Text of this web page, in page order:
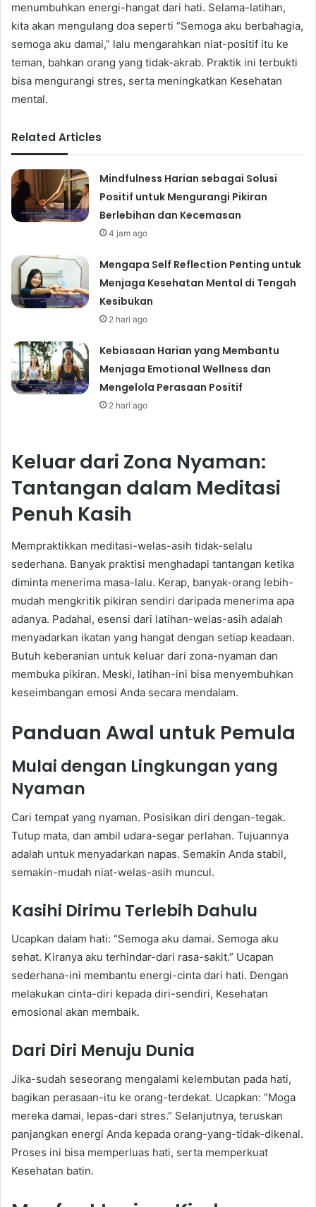
menumbuhkan energi-hangat dari hati. Selama-latihan,
kita akan mengulang doa seperti “Semoga aku berbahagia,
semoga aku damai,” lalu mengarahkan niat-positif itu ke
teman, bahkan orang yang tidak-akrab. Praktik ini terbukti
bisa mengurangi stres, serta meningkatkan Kesehatan
mental.
Related Articles
Mindfulness Harian sebagai Solusi
Positif untuk Mengurangi Pikiran
Berlebihan dan Kecemasan
4 jam ago
Mengapa Self Reflection Penting untuk
Menjaga Kesehatan Mental di Tengah
Kesibukan
2 hari ago
Kebiasaan Harian yang Membantu
Menjaga Emotional Wellness dan
Mengelola Perasaan Positif
2 hari ago
Keluar dari Zona Nyaman:
Tantangan dalam Meditasi
Penuh Kasih
Mempraktikkan meditasi-welas-asih tidak-selalu
sederhana. Banyak praktisi menghadapi tantangan ketika
diminta menerima masa-lalu. Kerap, banyak-orang lebih-
mudah mengkritik pikiran sendiri daripada menerima apa
adanya. Padahal, esensi dari latihan-welas-asih adalah
menyadarkan ikatan yang hangat dengan setiap keadaan.
Butuh keberanian untuk keluar dari zona-nyaman dan
membuka pikiran. Meski, latihan-ini bisa menyembuhkan
keseimbangan emosi Anda secara mendalam.
Panduan Awal untuk Pemula
Mulai dengan Lingkungan yang
Nyaman
Cari tempat yang nyaman. Posisikan diri dengan-tegak.
Tutup mata, dan ambil udara-segar perlahan. Tujuannya
adalah untuk menyadarkan napas. Semakin Anda stabil,
semakin-mudah niat-welas-asih muncul.
Kasihi Dirimu Terlebih Dahulu
Ucapkan dalam hati: “Semoga aku damai. Semoga aku
sehat. Kiranya aku terhindar-dari rasa-sakit.” Ucapan
sederhana-ini membantu energi-cinta dari hati. Dengan
melakukan cinta-diri kepada diri-sendiri, Kesehatan
emosional akan membaik.
Dari Diri Menuju Dunia
Jika-sudah seseorang mengalami kelembutan pada hati,
bagikan perasaan-itu ke orang-terdekat. Ucapkan: “Moga
mereka damai, lepas-dari stres.” Selanjutnya, teruskan
panjangkan energi Anda kepada orang-yang-tidak-dikenal.
Proses ini bisa memperluas hati, serta memperkuat
Kesehatan batin.